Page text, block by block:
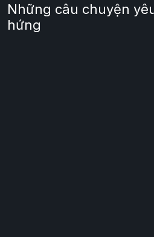
Những câu chuyện
hứng